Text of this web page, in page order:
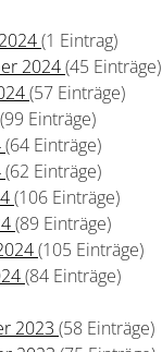
(1 Eintrag)
2024(45 Einträge)
(57 Einträge)
(99 Einträge)
(64 Einträge)
(62 Einträge)
(106 Einträge)
(89 Einträge)
(105 Einträge)
(84 Einträge)
2023 (58 Einträge)